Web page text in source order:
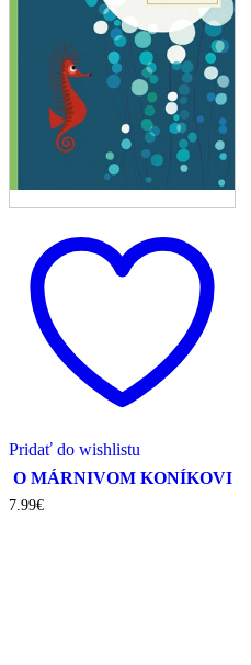
Pridať do wishlistu
O MÁRNIVOM KONÍKOVI
7.99€